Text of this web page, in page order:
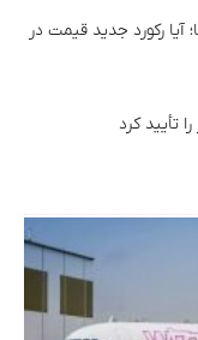
آیا رکورد جدید قیمت در
تأیید کرد